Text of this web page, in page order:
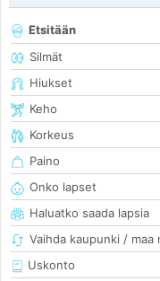
Etsitään
Silmät
Hiukset
Keho
Korkeus
Paino
Onko lapset
Haluatko saada lapsia
Vaihda kaupunki / maa
Uskonto